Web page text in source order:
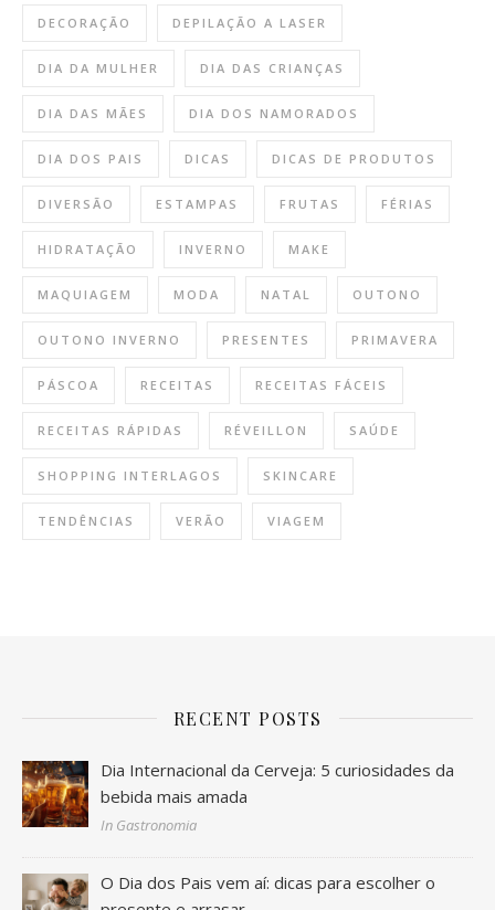
DECORAÇÃO DEPILAÇÃO A LASER
DIA DA MULHER DIA DAS CRIANÇAS
DIA DAS MÃES DIA DOS NAMORADOS
DIA DOS PAIS DICAS DICAS DE PRODUTOS
DIVERSÃO ESTAMPAS FRUTAS FÉRIAS
HIDRATAÇÃO INVERNO MAKE
MAQUIAGEM MODA NATAL OUTONO
OUTONO INVERNO PRESENTES PRIMAVERA
PÁSCOA RECEITAS RECEITAS FÁCEIS
RECEITAS RÁPIDAS RÉVEILLON SAÚDE
SHOPPING INTERLAGOS SKINCARE
TENDÊNCIAS VERÃO VIAGEM
RECENT POSTS
Dia Internacional da Cerveja: 5 curiosidades da
bebida mais amada
In Gastronomia
O Dia dos Pais vem aí: dicas para escolher o